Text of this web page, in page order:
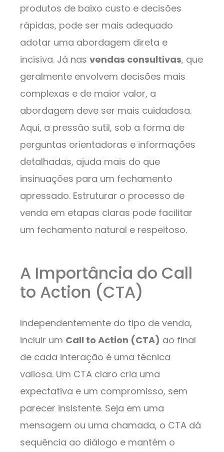
produtos de baixo custo e decisões
rápidas, pode ser mais adequado
adotar uma abordagem direta e
incisiva. Já nas vendas consultivas, que
geralmente envolvem decisões mais
complexas e de maior valor, a
abordagem deve ser mais cuidadosa.
Aqui, a pressão sutil, sob a forma de
perguntas orientadoras e informações
detalhadas, ajuda mais do que
insinuações para um fechamento
apressado. Estruturar o processo de
venda em etapas claras pode facilitar
um fechamento natural e respeitoso.
A Importância do Call
to Action (CTA)
Independentemente do tipo de venda,
incluir um Call to Action (CTA) ao final
de cada interação é uma técnica
valiosa. Um CTA claro cria uma
expectativa e um compromisso, sem
parecer insistente. Seja em uma
mensagem ou uma chamada, o CTA dá
sequência ao diálogo e mantém o